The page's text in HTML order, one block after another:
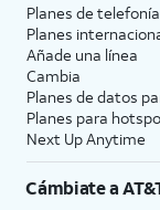
Planes de
Planes
Añade una línea
Cambia
Planes de datos
Planes para
Next Up Anytime
Cámbiate a